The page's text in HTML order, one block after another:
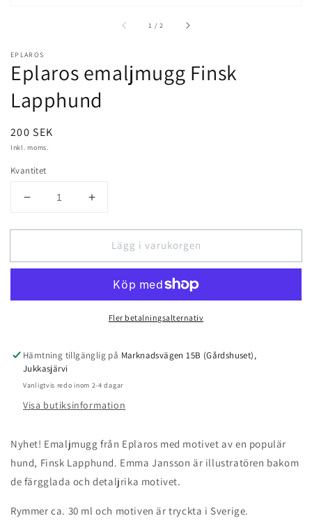
1 /av2
EPLAROS
Eplaros emaljmugg Finsk
Lapphund
Ordinarie
pris
200 SEK
Inkl. moms.
Kvantitet
Minska
för
emaljmugg
Öka
för
Eplaros
emaljmugg
Lapphund
Lägg i varukorgen
Fler betalningsalternativ
Hämtning tillgänglig på Marknadsvägen 15B (Gårdshuset),
Jukkasjärvi
Vanligtvis redo inom 2-4 dagar
Visa butiksinformation
Nyhet! Emaljmugg från Eplaros med motivet av en populär
hund, Finsk Lapphund. Emma Jansson är illustratören bakom
de färgglada och detaljrika motivet.
Rymmer ca. 30 ml och motiven är tryckta i Sverige.